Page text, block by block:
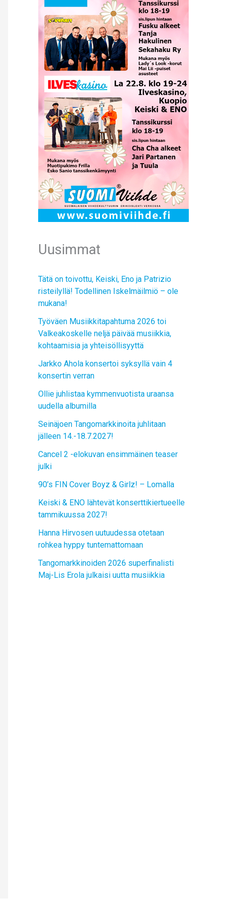
Uusimmat
Tätä on toivottu, Keiski, Eno ja Patrizio
risteilyllä! Todellinen Iskelmäilmiö – ole
mukana!
Työväen Musiikkitapahtuma 2026 toi
Valkeakoskelle neljä päivää musiikkia,
kohtaamisia ja yhteisöllisyyttä
Jarkko Ahola konsertoi syksyllä vain 4
konsertin verran
Ollie juhlistaa kymmenvuotista uraansa
uudella albumilla
Seinäjoen Tangomarkkinoita juhlitaan
jälleen 14.-18.7.2027!
Cancel 2 -elokuvan ensimmäinen teaser
julki
90’s FIN Cover Boyz & Girlz! – Lomalla
Keiski & ENO lähtevät konserttikiertueelle
tammikuussa 2027!
Hanna Hirvosen uutuudessa otetaan
rohkea hyppy tuntemattomaan
Tangomarkkinoiden 2026 superfinalisti
Maj-Lis Erola julkaisi uutta musiikkia